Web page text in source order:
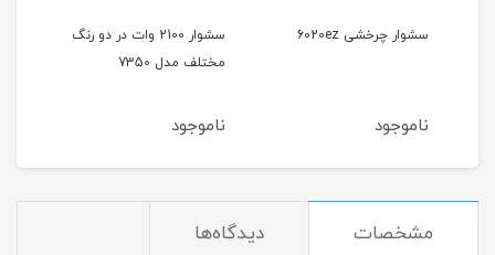
سشوار چرخشی 6020ez
ناموجود
سشوار 2100 وات در دو رنگ
مختلف مدل 7350
ناموجود
مشخصات دیدگاه‌ها